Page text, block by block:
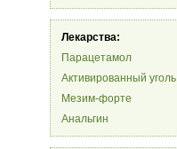
Лекарства:
Парацетамол
Активированный уголь
Мезим-форте
Анальгин